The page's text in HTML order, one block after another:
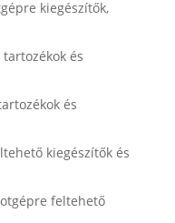
kiegészítők,
és
és
kiegészítők és
feltehető